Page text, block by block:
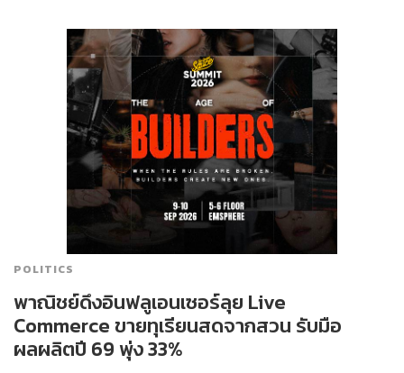
POLITICS
พาณิชย์ดึงอินฟลูเอนเซอร์ลุย Live
Commerce ขายทุเรียนสดจากสวน รับมือ
ผลผลิตปี 69 พุ่ง 33%